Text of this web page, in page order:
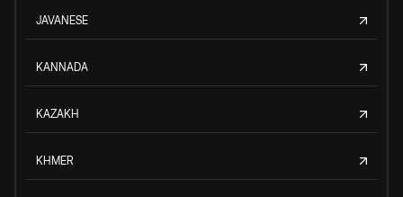
JAVANESE
KANNADA
KAZAKH
KHMER